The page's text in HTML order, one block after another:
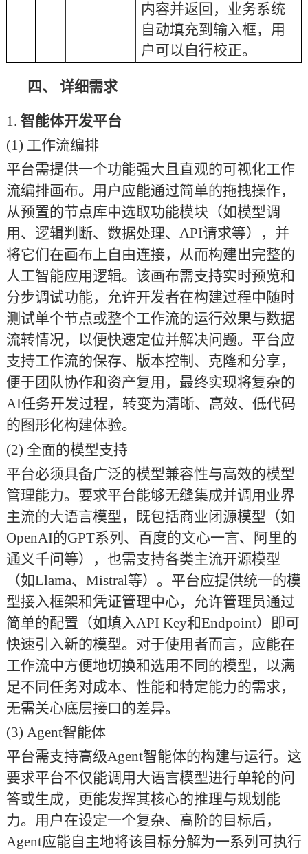
内容并返回，业务系统
自动填充到输入框，用
户可以自行校正。
四、 详细需求
1. 智能体开发平台
(1) 工作流编排
平台需提供一个功能强大且直观的可视化工作
流编排画布。用户应能通过简单的拖拽操作，
从预置的节点库中选取功能模块（如模型调
用、逻辑判断、数据处理、 API请求等），并
将它们在画布上自由连接，从而构建出完整的
人工智能应用逻辑。该画布需支持实时预览和
分步调试功能，允许开发者在构建过程中随时
测试单个节点或整个工作流的运行效果与数据
流转情况，以便快速定位并解决问题。平台应
支持工作流的保存、版本控制、克隆和分享，
便于团队协作和资产复用，最终实现将复杂的
AI任务开发过程，转变为清晰、高效、低代码
的图形化构建体验。
(2) 全面的模型支持
平台必须具备广泛的模型兼容性与高效的模型
管理能力。要求平台能够无缝集成并调用业界
主流的大语言模型，既包括商业闭源模型（如
OpenAI的GPT系列、百度的文心一言、阿里的
通义千问等），也需支持各类主流开源模型
（如Llama、Mistral等）。平台应提供统一的模
型接入框架和凭证管理中心，允许管理员通过
简单的配置（如填入API Key和Endpoint）即可
快速引入新的模型。对于使用者而言，应能在
工作流中方便地切换和选用不同的模型，以满
足不同任务对成本、性能和特定能力的需求，
无需关心底层接口的差异。
(3) Agent智能体
平台需支持高级Agent智能体的构建与运行。这
要求平台不仅能调用大语言模型进行单轮的问
答或生成，更能发挥其核心的推理与规划能
力。用户在设定一个复杂、高阶的目标后，
Agent应能自主地将该目标分解为一系列可执行